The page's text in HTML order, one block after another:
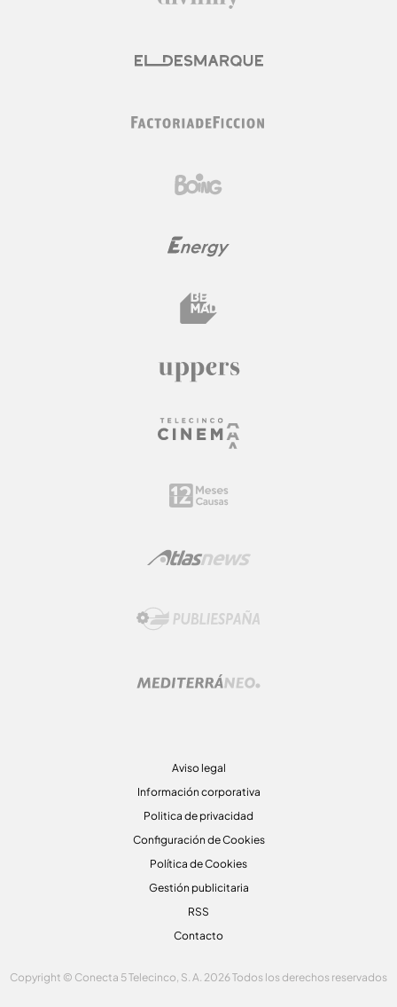
Aviso legal
Información corporativa
Politica de privacidad
Configuración de Cookies
Política de Cookies
Gestión publicitaria
RSS
Contacto
Copyright © Conecta 5 Telecinco, S. A. 2026 Todos los derechos reservados